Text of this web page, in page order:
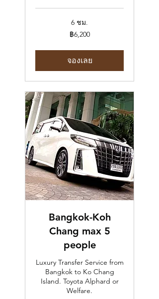
6 ชม.
฿6,200
จองเลย
Bangkok-Koh
Chang max 5
people
Luxury Transfer Service from
Bangkok to Ko Chang
Island. Toyota Alphard or
Welfare.